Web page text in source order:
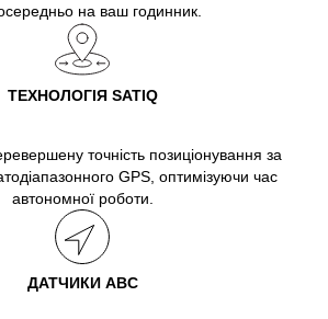
на ваш годинник.
ТЕХНОЛОГІЯ SATIQ
точність позиціонування за
GPS, оптимізуючи час
автономної роботи.
ДАТЧИКИ ABC